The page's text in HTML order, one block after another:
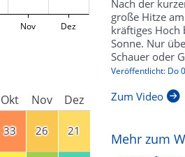
Nov Dez
Okt Nov Dez
33 26 21
Nach der
große Hitze
kräftiges Hoch
Sonne. Nur
Schauer oder
Veröffentlicht: Do
Zum Video
Mehr zum